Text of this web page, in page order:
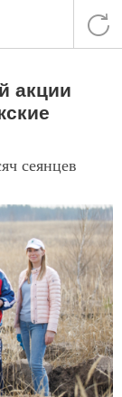
акции
сеянцев